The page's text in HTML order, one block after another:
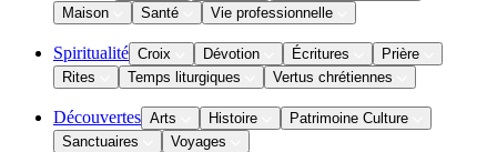
Maison
Santé Vie professionnelle
Spiritualité Croix Dévotion Écritures
Prière
Rites
Temps liturgiques Vertus chrétiennes
Découvertes Arts Histoire
Patrimoine Culture
Sanctuaires
Voyages